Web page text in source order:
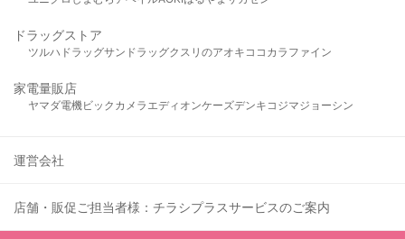
ドラッグストア
ツルハドラッグサンドラッグクスリのアオキ ココカラファイン
家電量販店
ヤマダ電機ビックカメラ エディオンケーズデンキ コジマジョーシン
運営会社
店舗・販促ご担当者様：チラシプラスサービスのご案内